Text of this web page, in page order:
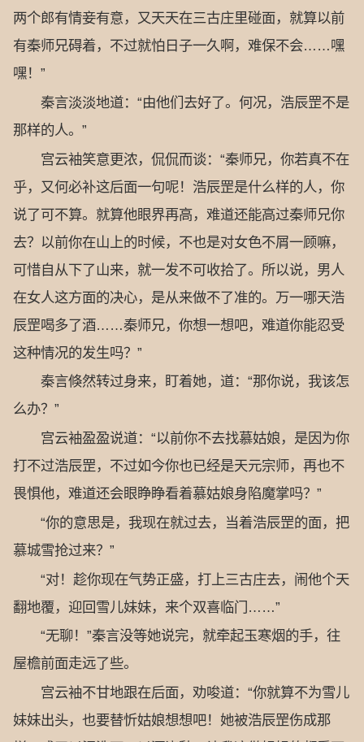
两个郎有情妾有意，又天天在三古庄里碰面，就算以前
有秦师兄碍着，不过就怕日子一久啊，难保不会……嘿
嘿！”
秦言淡淡地道：“由他们去好了。何况，浩辰罡不是
那样的人。”
宫云袖笑意更浓，侃侃而谈：“秦师兄，你若真不在
乎，又何必补这后面一句呢！浩辰罡是什么样的人，你
说了可不算。就算他眼界再高，难道还能高过秦师兄你
去？以前你在山上的时候，不也是对女色不屑一顾嘛，
可惜自从下了山来，就一发不可收拾了。所以说，男人
在女人这方面的决心，是从来做不了准的。万一哪天浩
辰罡喝多了酒……秦师兄，你想一想吧，难道你能忍受
这种情况的发生吗？”
秦言倏然转过身来，盯着她，道：“那你说，我该怎
么办？”
宫云袖盈盈说道：“以前你不去找慕姑娘，是因为你
打不过浩辰罡，不过如今你也已经是天元宗师，再也不
畏惧他，难道还会眼睁睁看着慕姑娘身陷魔掌吗？”
“你的意思是，我现在就过去，当着浩辰罡的面，把
慕城雪抢过来？”
“对！趁你现在气势正盛，打上三古庄去，闹他个天
翻地覆，迎回雪儿妹妹，来个双喜临门……”
“无聊！”秦言没等她说完，就牵起玉寒烟的手，往
屋檐前面走远了些。
宫云袖不甘地跟在后面，劝唆道：“你就算不为雪儿
妹妹出头，也要替忻姑娘想想吧！她被浩辰罡伤成那